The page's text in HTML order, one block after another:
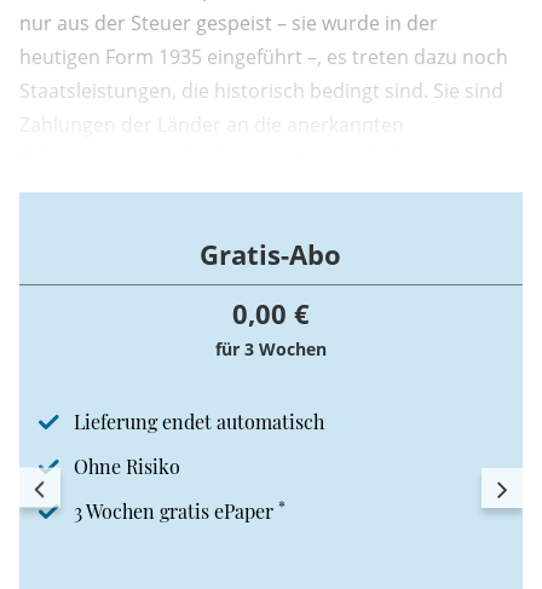
nur aus der Steuer gespeist – sie wurde in der
heutigen Form 1935 eingeführt –, es treten dazu noch
Staatsleistungen, die historisch bedingt sind. Sie sind
Zahlungen der Länder an die anerkannten
Enteignungen von Kirchenbesitz im Zuge der
Gratis-Abo
0,00 €
für 3 Wochen
Lieferung endet automatisch
Ohne Risiko
3 Wochen gratis ePaper *